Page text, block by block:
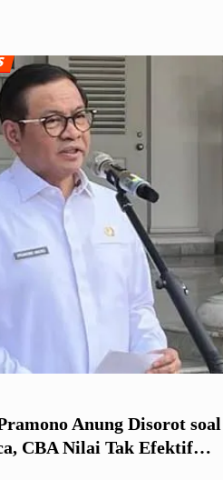
Anung Disorot soal
CBA Nilai Tak Efektif